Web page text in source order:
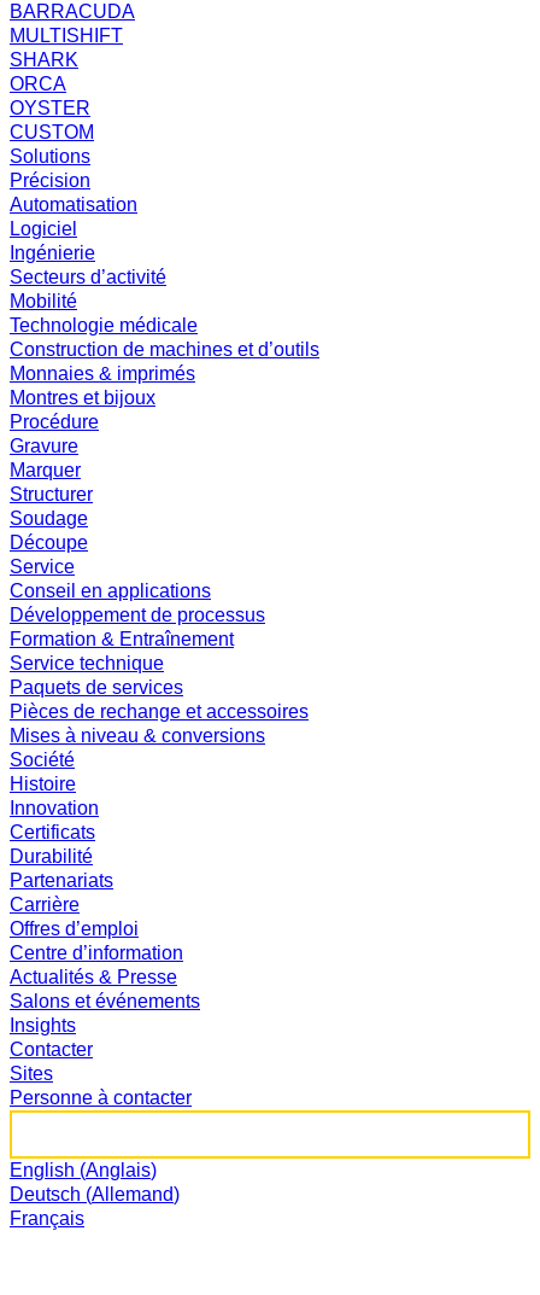
BARRACUDA
MULTISHIFT
SHARK
ORCA
OYSTER
CUSTOM
Solutions
Précision
Automatisation
Logiciel
Ingénierie
Secteurs d’activité
Mobilité
Technologie médicale
Construction de machines et d’outils
Monnaies & imprimés
Montres et bijoux
Procédure
Gravure
Marquer
Structurer
Soudage
Découpe
Service
Conseil en applications
Développement de processus
Formation & Entraînement
Service technique
Paquets de services
Pièces de rechange et accessoires
Mises à niveau & conversions
Société
Histoire
Innovation
Certificats
Durabilité
Partenariats
Carrière
Offres d’emploi
Centre d’information
Actualités & Presse
Salons et événements
Insights
Contacter
Sites
Personne à contacter
English (Anglais)
Deutsch (Allemand)
Français